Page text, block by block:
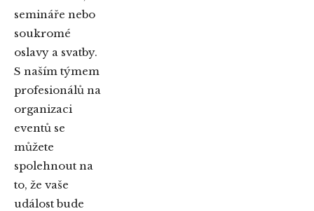
semináře nebo
soukromé
oslavy a svatby.
S naším týmem
profesionálů na
organizaci
eventů se
můžete
spolehnout na
to, že vaše
událost bude